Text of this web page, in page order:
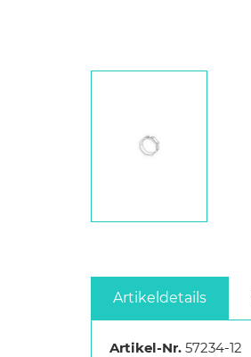
Artikeldetails
Artikel-Nr. 57234-12